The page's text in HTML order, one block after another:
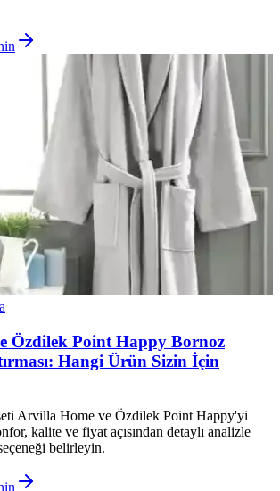
Özdilek Point Happy Bornoz
Hangi Ürün Sizin İçin
Arvilla Home ve Özdilek Point Happy'yi
kalite ve fiyat açısından detaylı analizle
belirleyin.